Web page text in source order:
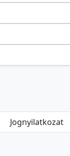
Jognyilatkozat